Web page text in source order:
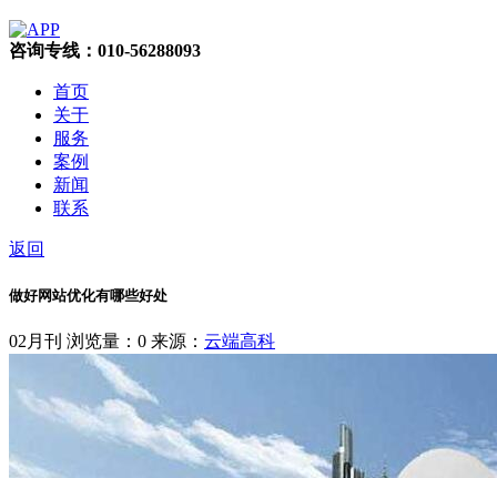
咨询专线：010-56288093
首页
关于
服务
案例
新闻
联系
返回
做好网站优化有哪些好处
02月刊 浏览量：0 来源： 云端高科